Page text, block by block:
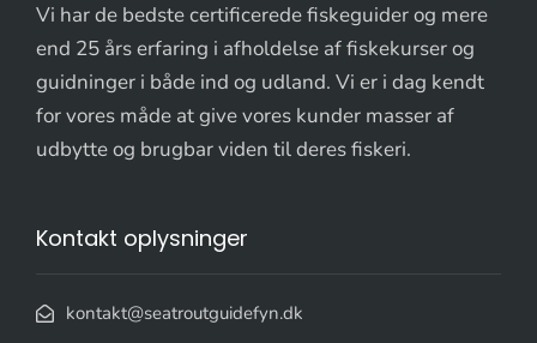
Vi har de bedste certificerede fiskeguider og mere
end 25 års erfaring i afholdelse af fiskekurser og
guidninger i både ind og udland. Vi er i dag kendt
for vores måde at give vores kunder masser af
udbytte og brugbar viden til deres fiskeri.
Kontakt oplysninger
kontakt@seatroutguidefyn.dk